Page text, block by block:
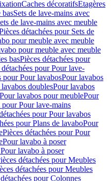
Caches décoratifsEtagères
basSets de lave-mains avec
de lave-mains avec meuble
détachées pour Sets de
pour meuble avec meuble
pour meuble avec meuble
basPièces détachées pour
détachées pour Pour lave-
pour Pour lavabosPour lavabos
doublesPour lavabos
lavabos pour meublePour
pour Pour lave-mains
pour Pour lavabos
pour Plans de lavaboPour
Pièces détachées pour Pour
Pour lavabo à poser
lavabo à poser
détachées pour Meubles
détachées pour Meubles
pour Colonnes